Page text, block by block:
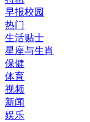
早报校园
热门
生活贴士
星座与生肖
保健
体育
视频
新闻
娱乐